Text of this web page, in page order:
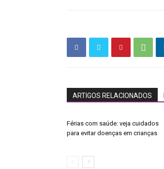
ARTIGOS RELACIONADOS
Férias com saúde: veja cuidados
para evitar doenças em crianças